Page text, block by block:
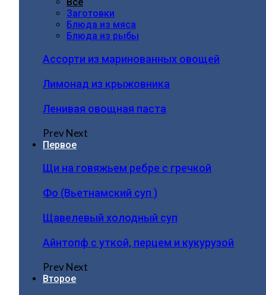
Заготовки
Блюда из мяса
Блюда из рыбы
Ассорти из маринованных овощей
Лимонад из крыжовника
Ленивая овощная паста
PrevNext
Первое
Щи на говяжьем ребре с гречкой
Фо (Вьетнамский суп )
Щавелевый холодный суп
Айнтопф с уткой, перцем и кукурузой
PrevNext
Второе